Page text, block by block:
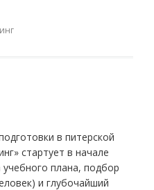
в питерской
стартует в начале
плана, подбор
и глубочайший